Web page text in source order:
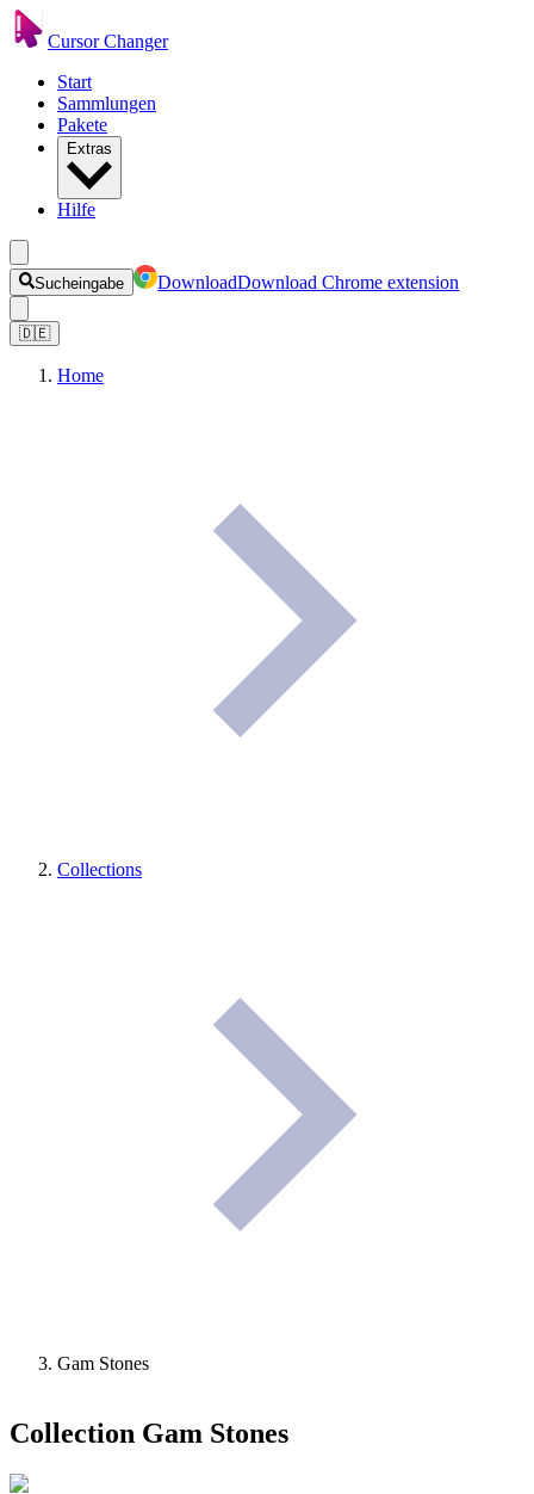
Cursor Changer
Start
Sammlungen
Pakete
Extras
Hilfe
Sucheingabe DownloadDownload Chrome extension
🇩🇪
Home
Collections
Gam Stones
Collection Gam Stones